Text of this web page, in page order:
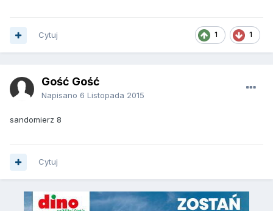
1 1
Cytuj
Gość Gość
Napisano 6 Listopada 2015
sandomierz 8
Cytuj